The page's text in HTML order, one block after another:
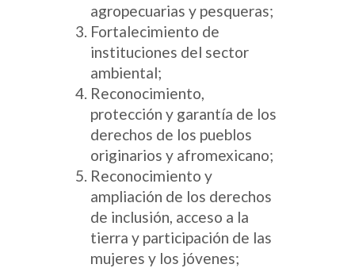
agropecuarias y pesqueras;
Fortalecimiento de
instituciones del sector
ambiental;
Reconocimiento,
protección y garantía de los
derechos de los pueblos
originarios y afromexicano;
Reconocimiento y
ampliación de los derechos
de inclusión, acceso a la
tierra y participación de las
mujeres y los jóvenes;